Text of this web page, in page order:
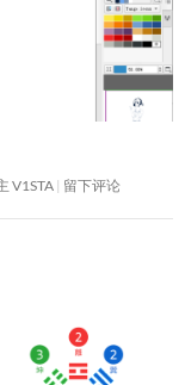
V1STA 留下评论